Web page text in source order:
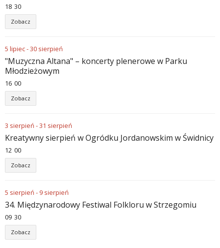
18 30
Zobacz
5 lipiec-30 sierpień
"Muzyczna Altana" – koncerty plenerowe w Parku
Młodzieżowym
16 00
Zobacz
3 sierpień -31 sierpień
Kreatywny sierpień w Ogródku Jordanowskim w Świdnicy
12 00
Zobacz
5 sierpień - 9 sierpień
34. Międzynarodowy Festiwal Folkloru w Strzegomiu
09 30
Zobacz